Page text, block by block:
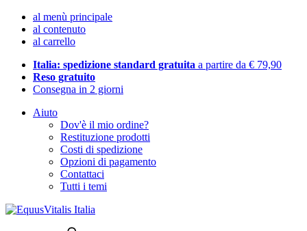
al menù principale
al contenuto
al carrello
Italia: spedizione standard gratuita a partire da € 79,90
Reso gratuito
Consegna in 2 giorni
Aiuto
Dov'è il mio ordine?
Restituzione prodotti
Costi di spedizione
Opzioni di pagamento
Contattaci
Tutti i temi